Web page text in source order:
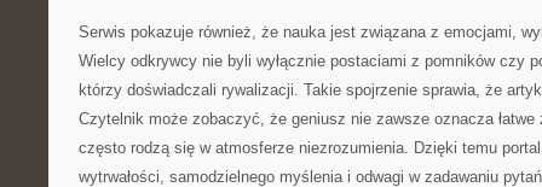
Serwis pokazuje również, że nauka jest związana z emocjami,
Wielcy odkrywcy nie byli wyłącznie postaciami z pomników czy
którzy doświadczali rywalizacji. Takie spojrzenie sprawia, że
Czytelnik może zobaczyć, że geniusz nie zawsze oznacza łatwe
często rodzą się w atmosferze niezrozumienia. Dzięki temu
wytrwałości, samodzielnego myślenia i odwagi w zadawaniu